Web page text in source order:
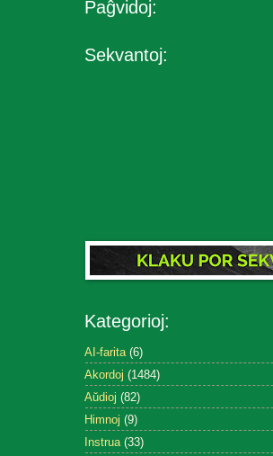
Paĝvidoj:
Sekvantoj:
Kategorioj:
AI-farita (6)
Akordoj (1484)
Aŭdioj (82)
Himnoj (9)
Instrua (33)